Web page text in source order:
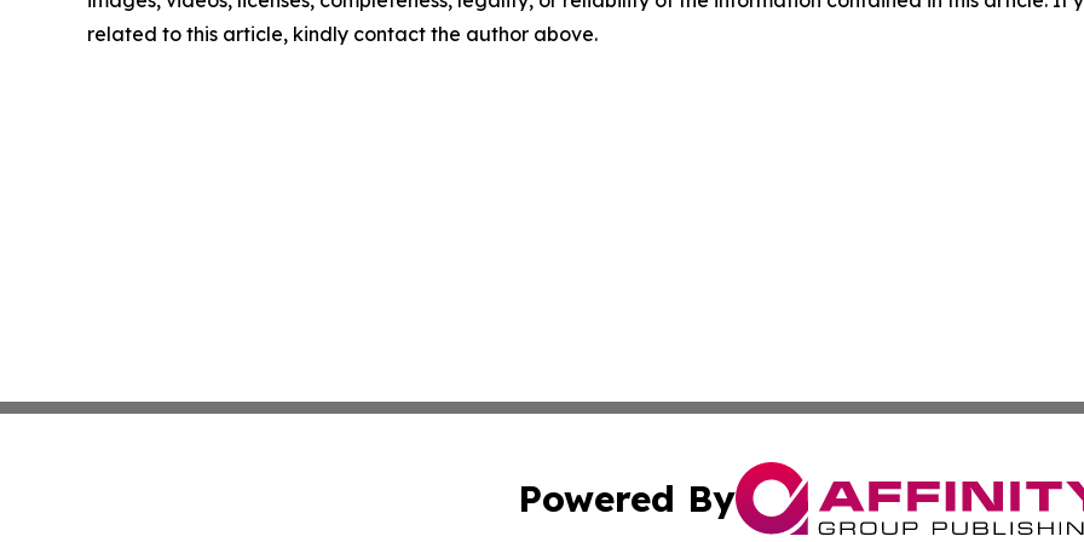
related to this article, kindly contact the author above.
Powered By